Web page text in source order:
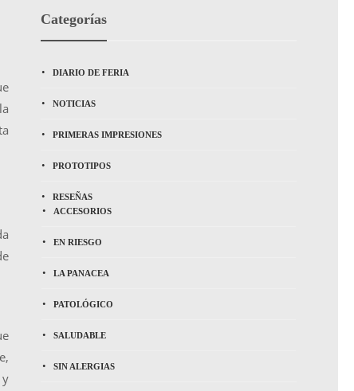
Categorías
DIARIO DE FERIA
NOTICIAS
PRIMERAS IMPRESIONES
PROTOTIPOS
RESEÑAS
ACCESORIOS
EN RIESGO
LA PANACEA
PATOLÓGICO
SALUDABLE
SIN ALERGIAS